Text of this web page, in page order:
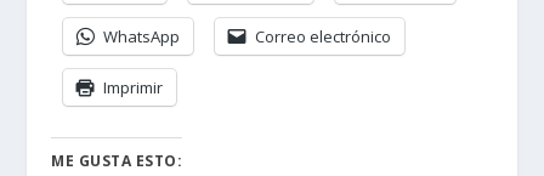
WhatsApp Correo electrónico
Imprimir
ME GUSTA ESTO: